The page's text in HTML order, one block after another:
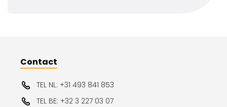
Contact
TEL NL: +31 493 841 853
TEL BE: +32 3 227 03 07